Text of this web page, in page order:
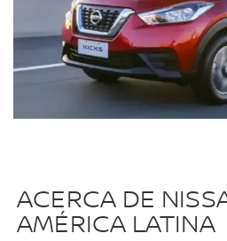
ACERCA DE
AMÉRICA LATINA